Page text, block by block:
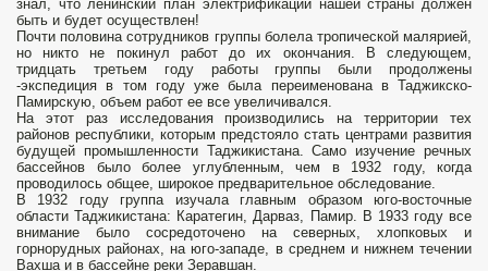
знал, что ленинский план электрификации нашей страны должен
быть и будет осуществлен!
Почти половина сотрудников группы болела тропической малярией,
но никто не покинул работ до их окончания. В следующем,
тридцать третьем году работы группы были продолжены
-экспедиция в том году уже была переименована в Таджикско-
Памирскую, объем работ ее все увеличивался.
На этот раз исследования производились на территории тех
районов республики, которым предстояло стать центрами развития
будущей промышленности Таджикистана. Само изучение речных
бассейнов было более углубленным, чем в 1932 году, когда
проводилось общее, широкое предварительное обследование.
В 1932 году группа изучала главным образом юго-восточные
области Таджикистана: Каратегин, Дарваз, Памир. В 1933 году все
внимание было сосредоточено на северных, хлопковых и
горнорудных районах, на юго-западе, в среднем и нижнем течении
Вахша и в бассейне реки Зеравшан.